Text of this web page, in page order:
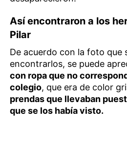
Así encontraron a los
Pilar
De acuerdo con la foto que
encontrarlos, se puede
con ropa que no
colegio, que era de color
prendas que llevaban
que se los había visto.